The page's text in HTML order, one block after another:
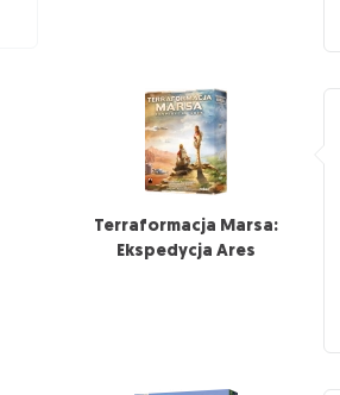
Terraformacja Marsa:
Ekspedycja Ares